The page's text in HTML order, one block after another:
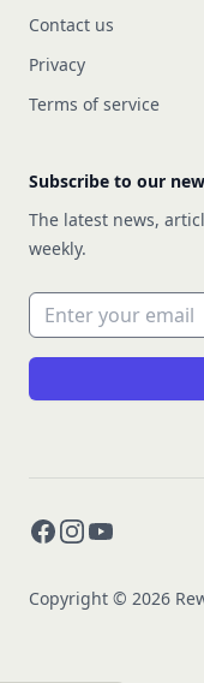
Contact us
Privacy
Terms of service
Subscribe to our
The latest news,
weekly.
Email address
Facebook
Instagram
YouTube
Copyright © 2026